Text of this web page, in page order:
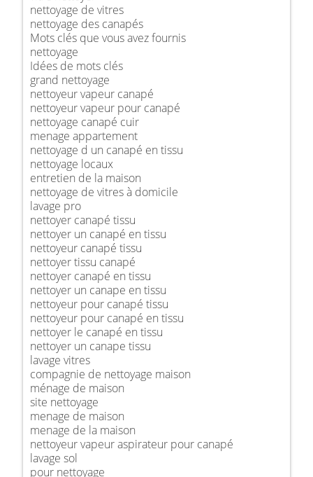
nettoyage de vitres
nettoyage des canapés
Mots clés que vous avez fournis
nettoyage
Idées de mots clés
grand nettoyage
nettoyeur vapeur canapé
nettoyeur vapeur pour canapé
nettoyage canapé cuir
menage appartement
nettoyage d un canapé en tissu
nettoyage locaux
entretien de la maison
nettoyage de vitres à domicile
lavage pro
nettoyer canapé tissu
nettoyer un canapé en tissu
nettoyeur canapé tissu
nettoyer tissu canapé
nettoyer canapé en tissu
nettoyer un canape en tissu
nettoyeur pour canapé tissu
nettoyeur pour canapé en tissu
nettoyer le canapé en tissu
nettoyer un canape tissu
lavage vitres
compagnie de nettoyage maison
ménage de maison
site nettoyage
menage de maison
menage de la maison
nettoyeur vapeur aspirateur pour canapé
lavage sol
pour nettoyage